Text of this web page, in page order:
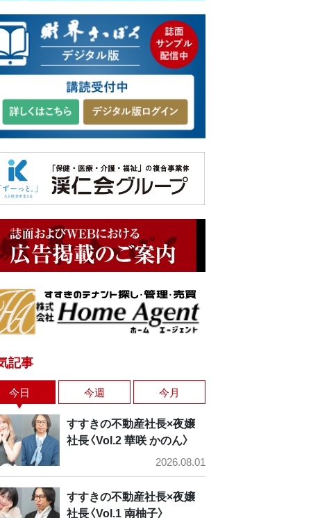
記事
今日 今週 今月
すすきの不動産社長×夜嬢
社長〈Vol.2 華咲 かのん〉
2026.08.01
すすきの不動産社長×夜嬢
社長〈Vol.1 南柚子〉